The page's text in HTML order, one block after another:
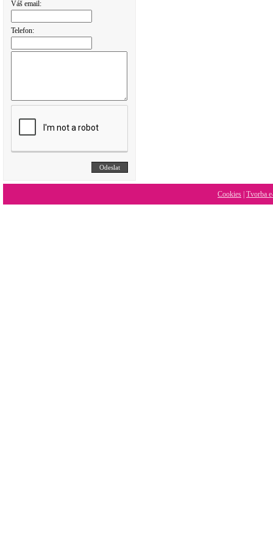
Váš email:
Telefon:
Cookies Tvorba